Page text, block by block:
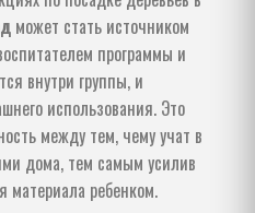
может стать источником
программы и
внутри группы, и
использования. Это
между тем, чему учат в
дома, тем самым усилив
материала ребенком.